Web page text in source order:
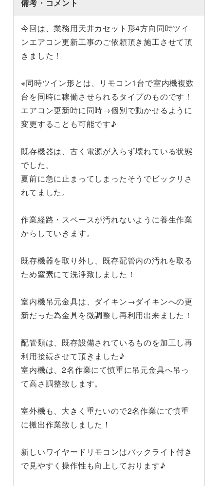
備考・コメント
今回は、業務用天井カセット形4方向同時ツイ
ンエアコン更新工事のご依頼頂き施工させて頂
きました！
※同時ツイン形とは、リモコン1台で室内機複数
台を同時に稼働させられるタイプのものです！
エアコン更新時に同時→個別で動かせるように
変更することも可能です♪
既存機器は、古く電源が入らず壊れている状態
でした。
夏前に急に止まってしまったそうでビックリさ
れてました。
作業経路・スペースが汚れないように養生作業
からしていきます。
既存機器を取り外し、既存配管内の汚れを取る
ため窒素にて洗浄致しました！
室内機吊元金具は、ダイキン→ダイキンへの更
新だった為金具を微調整し再利用出来ました！
配管類は、既存設備されているものを加工し再
利用接続させて頂きました♪
室内機は、2名作業にて慎重に吊元金具へ吊っ
て高さ調整致します。
室外機も、大きく重たいので2名作業にて慎重
に搬出作業致しました！
新しいワイヤードリモコンはバックライト付き
で見やすく操作性も向上しております♪